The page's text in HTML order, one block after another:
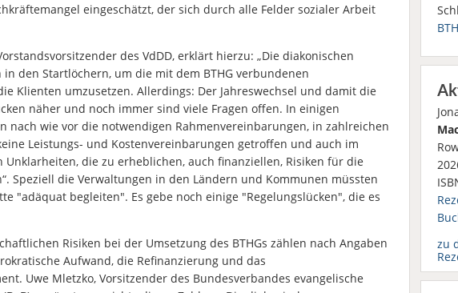
eingeschätzt, der sich durch alle Felder sozialer Arbeit
des VdDD, erklärt hierzu: „Die diakonischen
den Startlöchern, um die mit dem BTHG verbundenen
Klienten umzusetzen. Allerdings: Der Jahreswechsel und damit die
näher und noch immer sind viele Fragen offen. In einigen
nach wie vor die notwendigen Rahmenvereinbarungen, in zahlreichen
Leistungs- und Kostenvereinbarungen getroffen und auch im
Unklarheiten, die zu erheblichen, auch finanziellen, Risiken für die
Speziell die Verwaltungen in den Ländern und Kommunen müssten
"adäquat begleiten". Es gebe noch einige "Regelungslücken", die es
Risiken bei der Umsetzung des BTHGs zählen nach Angaben
Aufwand, die Refinanzierung und das
Uwe Mletzko, Vorsitzender des Bundesverbandes evangelische
zu